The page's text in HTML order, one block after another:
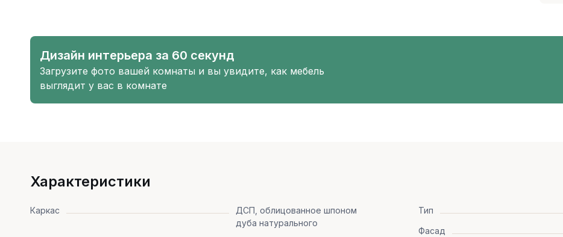
Дизайн интерьера за 60 секунд
Загрузите фото вашей комнаты и вы увидите, как мебель
выглядит у вас в комнате
Характеристики
Каркас
ДСП, облицованное шпоном
дуба натурального
Тип
Фасад